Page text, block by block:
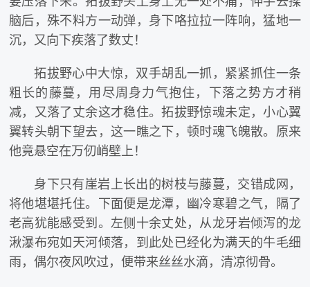
脑后，殊不料方一动弹，身下咯拉拉一阵响，猛地一
沉，又向下疾落了数丈！
拓拔野心中大惊，双手胡乱一抓，紧紧抓住一条
粗长的藤蔓，用尽周身力气抱住，下落之势方才稍
减，又落了丈余这才稳住。拓拔野惊魂未定，小心翼
翼转头朝下望去，这一瞧之下，顿时魂飞魄散。原来
他竟悬空在万仞峭壁上！
身下只有崖岩上长出的树枝与藤蔓，交错成网，
将他堪堪托住。下面便是龙潭，幽冷寒碧之气，隔了
老高犹能感受到。左侧十余丈处，从龙牙岩倾泻的龙
湫瀑布宛如天河倾落，到此处已经化为满天的牛毛细
雨，偶尔夜风吹过，便带来丝丝水滴，清凉彻骨。